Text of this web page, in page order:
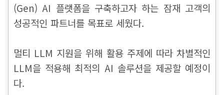
(Gen) AI 플랫폼을 구축하고자 하는 잠재 고객의
성공적인 파트너를 목표로 세웠다.
멀티 LLM 지원을 위해 활용 주제에 따라 차별적인
LLM을 적용해 최적의 AI 솔루션을 제공할 예정이
다.